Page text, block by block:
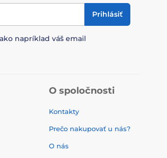
Prihlásiť
ako napríklad váš email
O spoločnosti
Kontakty
Prečo nakupovať u nás?
O nás